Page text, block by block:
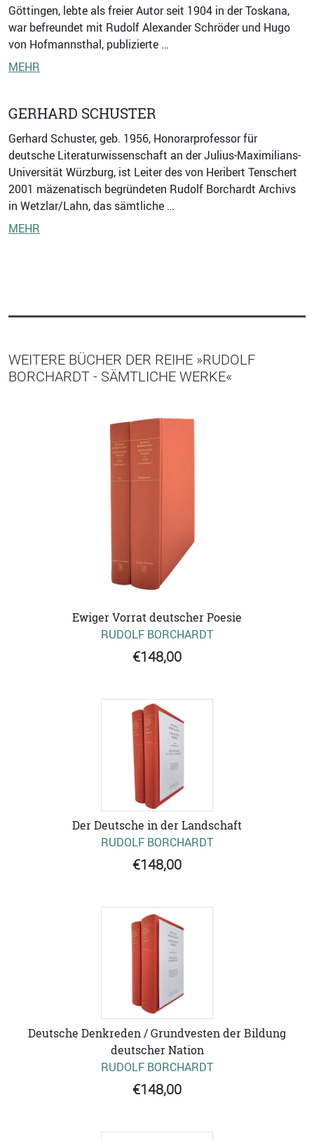
Göttingen, lebte als freier Autor seit 1904 in der Toskana,
war befreundet mit Rudolf Alexander Schröder und Hugo
von Hofmannsthal, publizierte …
MEHR
GERHARD SCHUSTER
Gerhard Schuster, geb. 1956, Honorarprofessor für
deutsche Literaturwissenschaft an der Julius-Maximilians-
Universität Würzburg, ist Leiter des von Heribert Tenschert
2001 mäzenatisch begründeten Rudolf Borchardt Archivs
in Wetzlar/Lahn, das sämtliche …
MEHR
WEITERE BÜCHER DER REIHE »RUDOLF
BORCHARDT - SÄMTLICHE WERKE«
Ewiger Vorrat deutscher Poesie
RUDOLF BORCHARDT
€148,00
Der Deutsche in der Landschaft
RUDOLF BORCHARDT
€148,00
Deutsche Denkreden / Grundvesten der Bildung
deutscher Nation
RUDOLF BORCHARDT
€148,00